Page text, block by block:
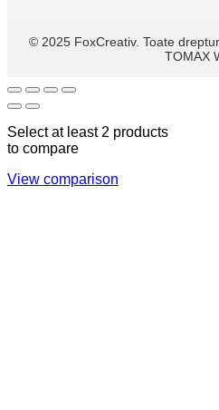
© 2025 FoxCreativ. Toate
TOMAX
Select at least 2 products
to compare
View comparison